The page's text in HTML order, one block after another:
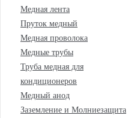
Медная лента
Пруток медный
Медная проволока
Медные трубы
Труба медная для
кондиционеров
Медный анод
Заземление и Молниезащита